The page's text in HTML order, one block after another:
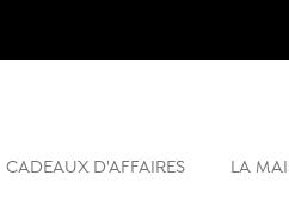
CADEAUX D'AFFAIRES LA